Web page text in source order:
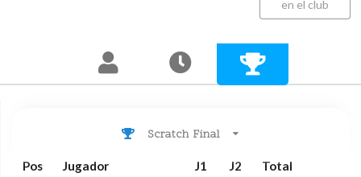
en el club
Scratch Final
Pos Jugador J1 J2 Total